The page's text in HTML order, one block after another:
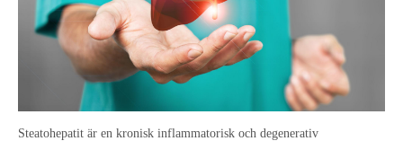
Steatohepatit är en kronisk inflammatorisk och degenerativ